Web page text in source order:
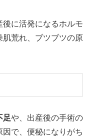
に活発になるホルモ
肌荒れ、ブツブツの原
足や、出産後の手術の
因で、便秘になりがち